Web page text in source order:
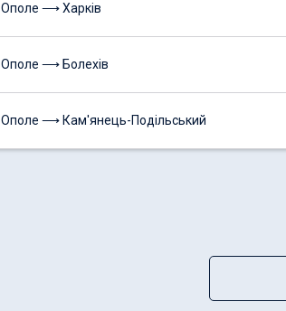
Ополе ⟶ Харків
Ополе ⟶ Болехів
Ополе ⟶ Кам'янець-Подільський